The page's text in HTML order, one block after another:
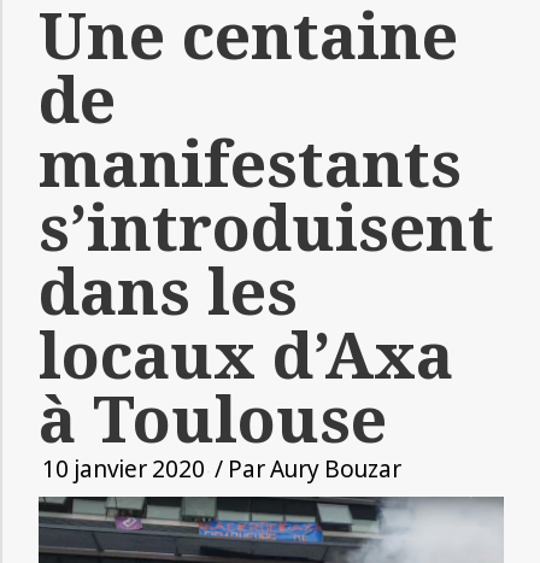
Une centaine
de
manifestants
s’introduisent
dans les
locaux d’Axa
à Toulouse
10 janvier 2020 / ParAury Bouzar